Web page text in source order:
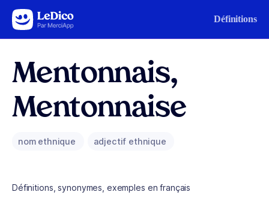
Aller au contenu Définitions
Mentonnais,
Mentonnaise
nom ethnique adjectif ethnique
Définitions, synonymes, exemples en français